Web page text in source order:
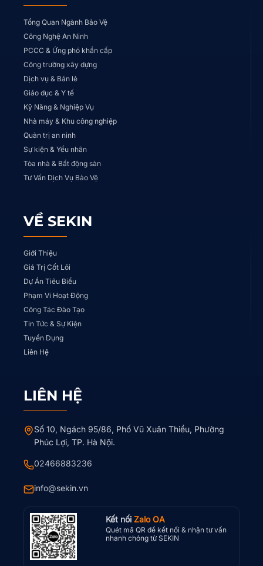
Tổng Quan Ngành Bảo Vệ
Công Nghệ An Ninh
PCCC & Ứng phó khẩn cấp
Công trường xây dựng
Dịch vụ & Bán lẻ
Giáo dục & Y tế
Kỹ Năng & Nghiệp Vụ
Nhà máy & Khu công nghiệp
Quản trị an ninh
Sự kiện & Yếu nhân
Tòa nhà & Bất động sản
Tư Vấn Dịch Vụ Bảo Vệ
VỀ SEKIN
Giới Thiệu
Giá Trị Cốt Lõi
Dự Án Tiêu Biểu
Phạm Vi Hoạt Động
Công Tác Đào Tạo
Tin Tức & Sự Kiện
Tuyển Dụng
Liên Hệ
LIÊN HỆ
Số 10, Ngách 95/86, Phố Vũ Xuân Thiều, Phường
Phúc Lợi, TP. Hà Nội.
02466883236
info@sekin.vn
Kết nối Zalo OA
Quét mã QR để kết nối & nhận tư vấn
nhanh chóng từ SEKIN